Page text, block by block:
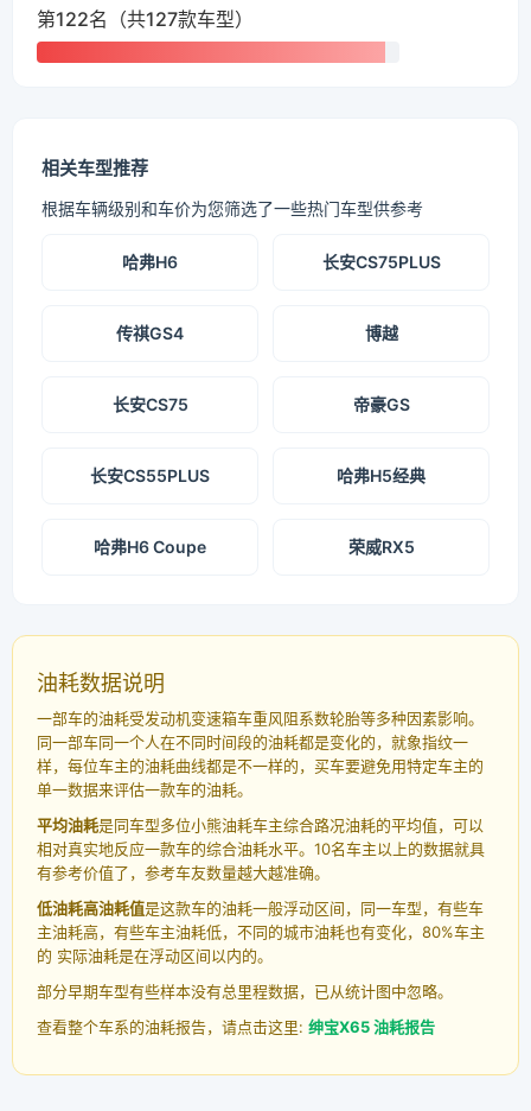
第122名（共127款车型）
相关车型推荐
根据车辆级别和车价为您筛选了一些热门车型供参考
哈弗H6 长安CS75PLUS
传祺GS4 博越
长安CS75 帝豪GS
长安CS55PLUS 哈弗H5经典
哈弗H6 Coupe 荣威RX5
油耗数据说明
一部车的油耗受发动机变速箱车重风阻系数轮胎等多种因素影响。
同一部车同一个人在不同时间段的油耗都是变化的，就象指纹一
样，每位车主的油耗曲线都是不一样的，买车要避免用特定车主的
单一数据来评估一款车的油耗。
平均油耗是同车型多位小熊油耗车主综合路况油耗的平均值，可以
相对真实地反应一款车的综合油耗水平。10名车主以上的数据就具
有参考价值了，参考车友数量越大越准确。
低油耗高油耗值是这款车的油耗一般浮动区间，同一车型，有些车
主油耗高，有些车主油耗低，不同的城市油耗也有变化，80%车主
的 实际油耗是在浮动区间以内的。
部分早期车型有些样本没有总里程数据，已从统计图中忽略。
查看整个车系的油耗报告，请点击这里: 绅宝X65 油耗报告